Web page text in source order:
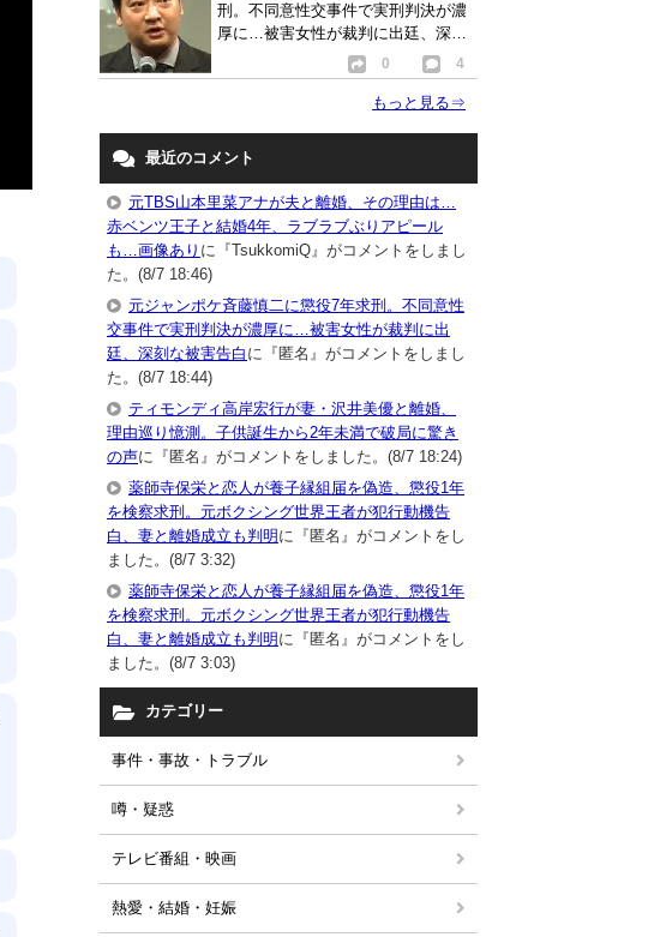
刑。不同意性交事件で実刑判決が濃
厚に…被害女性が裁判に出廷、深刻
0 4
もっと見る⇒
最近のコメント
元TBS山本里菜アナが夫と離婚、その理由は…
赤ベンツ王子と結婚4年、ラブラブぶりアピール
も…画像あり に『TsukkomiQ』がコメントをしまし
た。(8/7 18:46)
元ジャンポケ斉藤慎二に懲役7年求刑。不同意性
交事件で実刑判決が濃厚に…被害女性が裁判に出
廷、深刻な被害告白 に『匿名』がコメントをしまし
た。(8/7 18:44)
ティモンディ高岸宏行が妻・沢井美優と離婚、
理由巡り憶測。子供誕生から2年未満で破局に驚き
の声に『匿名』がコメントをしました。(8/7 18:24)
薬師寺保栄と恋人が養子縁組届を偽造、懲役1年
を検察求刑。元ボクシング世界王者が犯行動機告
白、妻と離婚成立も判明に『匿名』がコメントをし
ました。(8/7 3:32)
薬師寺保栄と恋人が養子縁組届を偽造、懲役1年
を検察求刑。元ボクシング世界王者が犯行動機告
白、妻と離婚成立も判明に『匿名』がコメントをし
ました。(8/7 3:03)
カテゴリー
事件・事故・トラブル
噂・疑惑
テレビ番組・映画
熱愛・結婚・妊娠